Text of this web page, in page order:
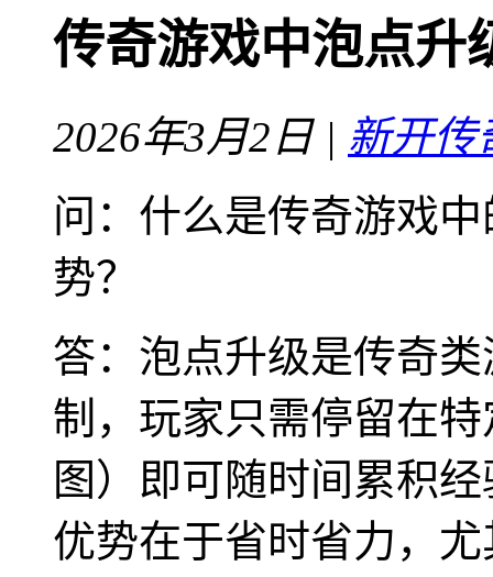
传奇游戏中泡点升
2026年3月2日 | 新开传
问：什么是传奇游戏
势？
答：泡点升级是传奇
制，玩家只需停留在
图）即可随时间累积
优势在于省时省力，